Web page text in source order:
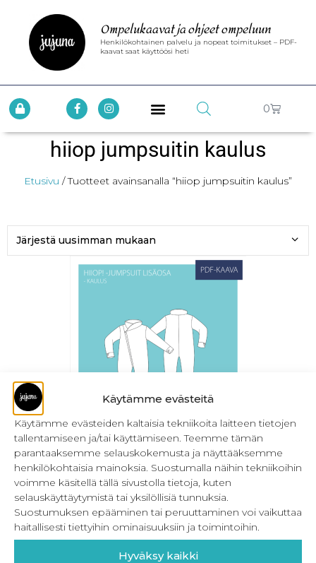
Käytämme evästeitä
Käytämme evästeiden kaltaisia tekniikoita laitteen tietojen
tallentamiseen ja/tai käyttämiseen. Teemme tämän
parantaaksemme selauskokemusta ja näyttääksemme
henkilökohtaisia mainoksia. Suostumalla näihin tekniikoihin
voimme käsitellä tällä sivustolla tietoja, kuten
selauskäyttäytymistä tai yksilöllisiä tunnuksia.
Suostumuksen epääminen tai peruuttaminen voi vaikuttaa
haitallisesti tiettyihin ominaisuuksiin ja toimintoihin.
Hyväksy kaikki
Ompelukaavat ja ohjeet ompeluun
Henkilökohtainen palvelu ja nopeat toimitukset – PDF-
kaavat saat käyttöösi heti
0
hiiop jumpsuitin kaulus
Etusivu / Tuotteet avainsanalla “hiiop jumpsuitin kaulus”
Hiiop! -jumpsuitin kaulus – PDF Lisäosa
0,00€ Sis. ALV
Lisää ostoskoriin